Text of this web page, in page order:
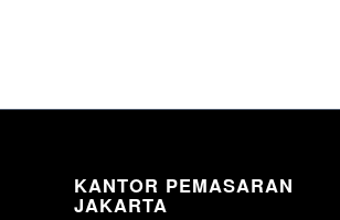
KANTOR PEMASARAN
JAKARTA